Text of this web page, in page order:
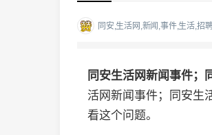
同安,生活网,新闻,事件,生活,招
同安生活网新闻事件；
活网新闻事件；同安生
看这个问题。